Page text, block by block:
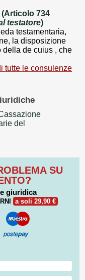
(Articolo 734
testatore)
testamentaria,
la disposizione
della de cuius , che
tutte le consulenze
del
SU
giuridica
a soli 29,90 €